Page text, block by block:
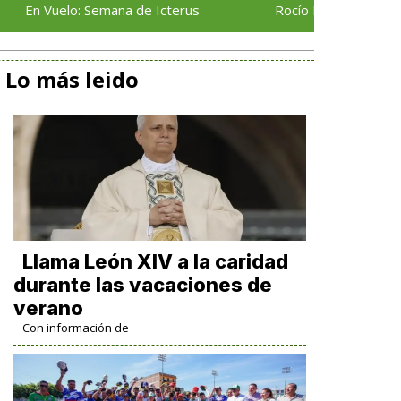
Semana de Icterus Rocío Nahle da el
Lo más leido
Llama León XIV a la caridad
durante las vacaciones de
verano
Con información de